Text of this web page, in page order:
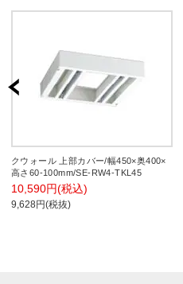
クウォール 上部カバー/幅450×奥400×
高さ60-100mm/SE-RW4-TKL45
10,590円(税込)
9,628円(税抜)